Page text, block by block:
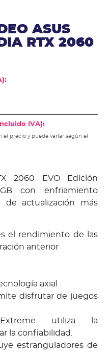
ASUS
RTX 2060
IVA):
el precio y puede variar según el
2060 EVO Edición
con enfriamiento
de actualización más
el rendimiento de las
anterior
axial
disfrutar de juegos
utiliza la
la confiabilidad.
estranguladores de